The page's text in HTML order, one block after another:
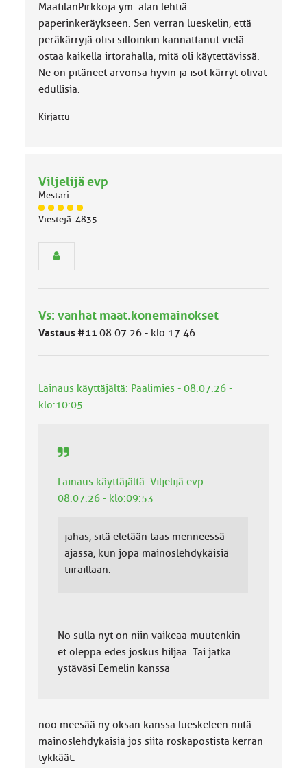
MaatilanPirkkoja ym. alan lehtiä
paperinkeräykseen. Sen verran lueskelin, että
peräkärryjä olisi silloinkin kannattanut vielä
ostaa kaikella irtorahalla, mitä oli käytettävissä.
Ne on pitäneet arvonsa hyvin ja isot kärryt olivat
edullisia.
Kirjattu
Viljelijä evp
Mestari
J
ä
m
ä
k
a
Viestejä: 4835
Vs: vanhat maat.konemainokset
Vastaus #1108.07.26 - klo:17:46
Lainaus käyttäjältä: Paalimies - 08.07.26 -
klo:10:05
Lainaus käyttäjältä: Viljelijä evp -
08.07.26 - klo:09:53
jahas, sitä eletään taas menneessä
ajassa, kun jopa mainoslehdykäisiä
tiiraillaan.
No sulla nyt on niin vaikeaa muutenkin
et oleppa edes joskus hiljaa. Tai jatka
ystäväsi Eemelin kanssa
noo meesää ny oksan kanssa lueskeleen niitä
mainoslehdykäisiä jos siitä roskapostista kerran
tykkäät.